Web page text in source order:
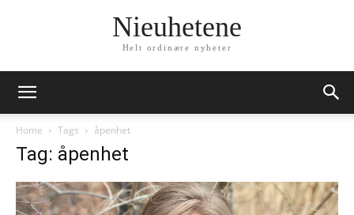
Nieuhetene
Helt ordinære nyheter
Home Tags åpenhet
Tag: åpenhet